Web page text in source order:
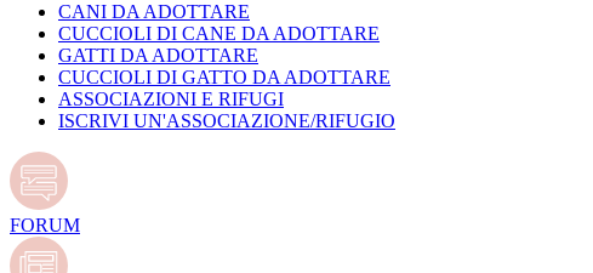
CANI DA ADOTTARE
CUCCIOLI DI CANE DA ADOTTARE
GATTI DA ADOTTARE
CUCCIOLI DI GATTO DA ADOTTARE
ASSOCIAZIONI E RIFUGI
ISCRIVI UN'ASSOCIAZIONE/RIFUGIO
FORUM